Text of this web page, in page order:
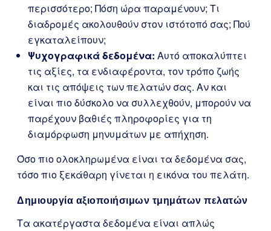
περισσότερο; Πόση ώρα παραμένουν; Τι
διαδρομές ακολουθούν στον ιστότοπό σας; Πού
εγκαταλείπουν;
Ψυχογραφικά δεδομένα: Αυτό αποκαλύπτει
τις αξίες, τα ενδιαφέροντα, τον τρόπο ζωής
και τις απόψεις των πελατών σας. Αν και
είναι πιο δύσκολο να συλλεχθούν, μπορούν να
παρέχουν βαθιές πληροφορίες για τη
διαμόρφωση μηνυμάτων με απήχηση.
Όσο πιο ολοκληρωμένα είναι τα δεδομένα σας,
τόσο πιο ξεκάθαρη γίνεται η εικόνα του πελάτη.
Δημιουργία αξιοποιήσιμων τμημάτων πελατών
Τα ακατέργαστα δεδομένα είναι απλώς